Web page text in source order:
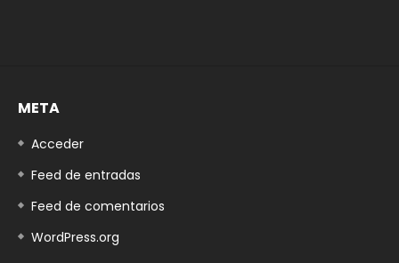
META
Acceder
Feed de entradas
Feed de comentarios
WordPress.org